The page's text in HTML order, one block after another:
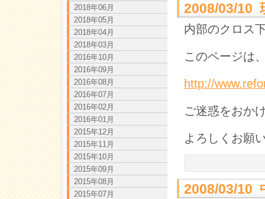
2008/03/10
内部のクロス
このページは
http://
ご迷惑をおか
よろしくお願
2008/03/10
2018年06月
2018年05月
2018年04月
2018年03月
2016年10月
2016年09月
2016年08月
2016年07月
2016年02月
2016年01月
2015年12月
2015年11月
2015年10月
2015年09月
2015年08月
2015年07月